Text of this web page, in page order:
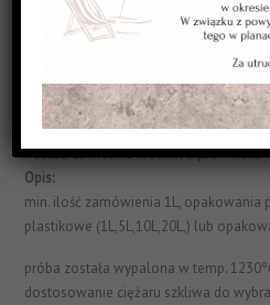
Category: SZKLIWA WYSOKOTOPLIWE
Kolor:burgundowe jasne
Typ:kryjące
Struktura Powierzchni:matowe i
Postać:zawiesina wodna, ciężar
Opis:
min. ilość zamówienia 1L, opakowania
plastikowe (1L,5L,10L,20L,) lub
próba została wypalona w temp.
dostosowanie ciężaru szkliwa do